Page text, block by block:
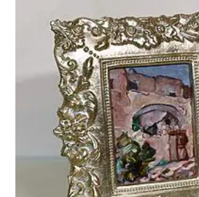
Realizzato con materiali di alta
un’attenzione ai dettagli che
italiano può offrire, questo
pezzo unico. La lavorazione
ogni cornice in legno un’opera
resiste nel tempo,
bellezza intatta.